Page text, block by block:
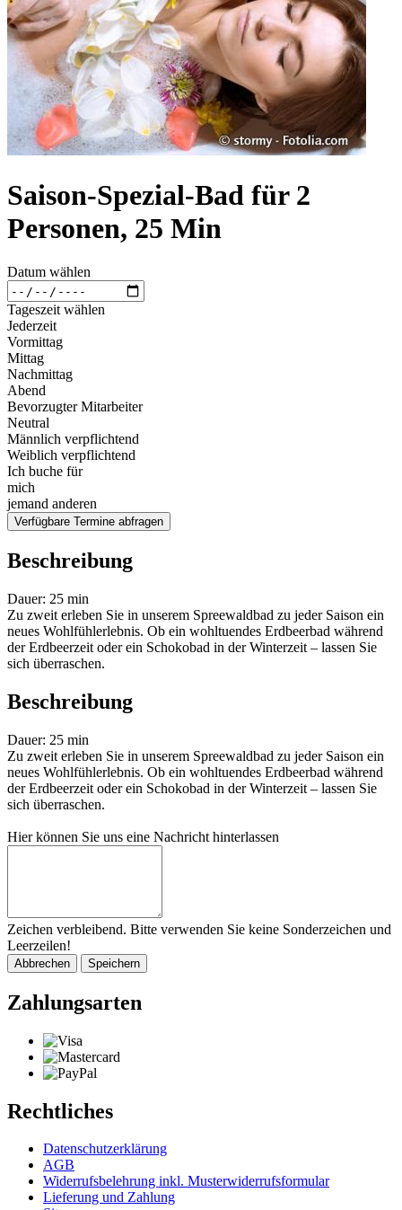
Saison-Spezial-Bad für 2
Personen, 25 Min
Datum wählen
Tageszeit wählen
Jederzeit
Vormittag
Mittag
Nachmittag
Abend
Bevorzugter Mitarbeiter
Neutral
Männlich verpflichtend
Weiblich verpflichtend
Ich buche für
mich
jemand anderen
Verfügbare Termine abfragen
Beschreibung
Dauer: 25 min
Zu zweit erleben Sie in unserem Spreewaldbad zu jeder Saison ein
neues Wohlfühlerlebnis. Ob ein wohltuendes Erdbeerbad während
der Erdbeerzeit oder ein Schokobad in der Winterzeit – lassen Sie
sich überraschen.
Beschreibung
Dauer: 25 min
Zu zweit erleben Sie in unserem Spreewaldbad zu jeder Saison ein
neues Wohlfühlerlebnis. Ob ein wohltuendes Erdbeerbad während
der Erdbeerzeit oder ein Schokobad in der Winterzeit – lassen Sie
sich überraschen.
Hier können Sie uns eine Nachricht hinterlassen
Zeichen verbleibend. Bitte verwenden Sie keine Sonderzeichen und
Leerzeilen!
Abbrechen Speichern
Zahlungsarten
Rechtliches
Datenschutzerklärung
AGB
Widerrufsbelehrung inkl. Musterwiderrufsformular
Lieferung und Zahlung